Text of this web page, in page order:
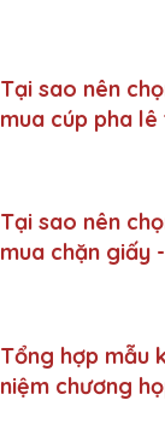
Tại sao nên
mua cúp pha lê
Tại sao nên
mua chặn giấy -
Tổng hợp mẫu
niệm chương